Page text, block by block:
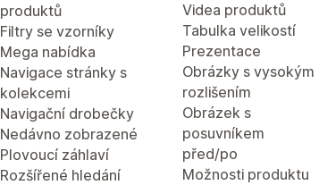
produktů
Filtry se vzorníky
Mega nabídka
Navigace stránky s
kolekcemi
Navigační drobečky
Nedávno zobrazené
Plovoucí záhlaví
Rozšířené hledání
Videa produktů
Tabulka velikostí
Prezentace
Obrázky s vysokým
rozlišením
Obrázek s
posuvníkem
před/po
Možnosti produktu